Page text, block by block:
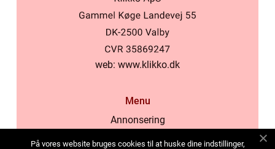
web: www.klikko.dk
Menu
Annonsering
På vores website bruges cookies til at huske dine indstillinger,